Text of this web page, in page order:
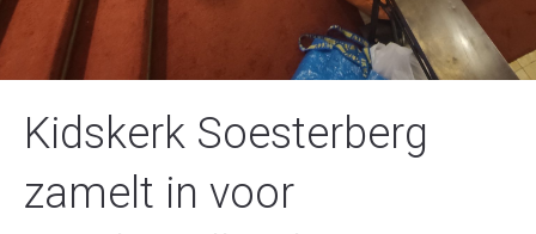
Kidskerk Soesterberg
zamelt in voor